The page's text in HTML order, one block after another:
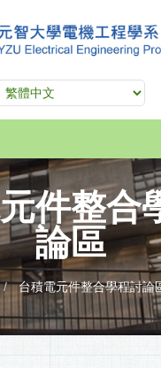
件整合
論區
台積電元件整合學程討論